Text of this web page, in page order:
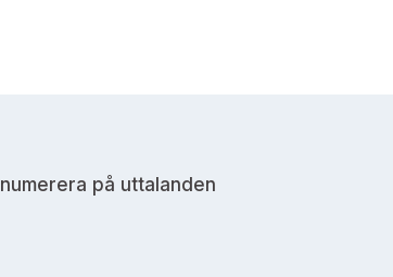
på uttalanden